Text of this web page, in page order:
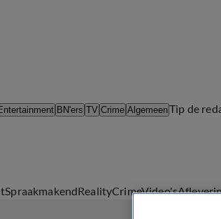
BN'ers TV Crime AlgemeenTip de
SpraakmakendRealityCrimeVideo's